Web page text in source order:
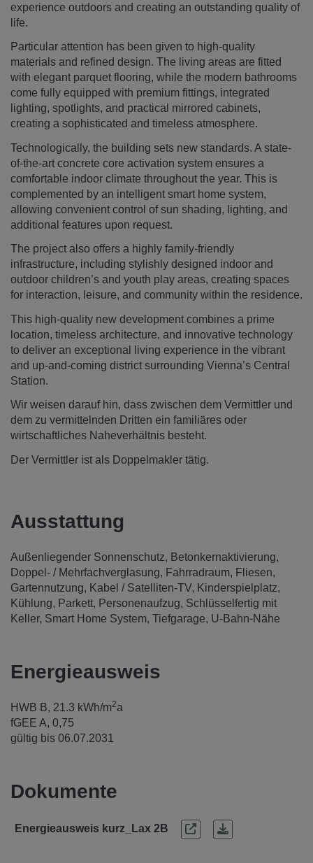
experience outdoors and creating an outstanding quality of
life.
Particular attention has been given to high-quality
materials and refined design. The living areas are fitted
with elegant parquet flooring, while the modern bathrooms
come fully equipped with premium fittings, integrated
lighting, spotlights, and practical mirrored cabinets,
creating a sophisticated and timeless atmosphere.
Technologically, the building sets new standards. A state-
of-the-art concrete core activation system ensures a
comfortable indoor climate throughout the year. This is
complemented by an intelligent smart home system,
allowing convenient control of sun shading, lighting, and
additional features upon request.
The project also offers a highly family-friendly
infrastructure, including stylishly designed indoor and
outdoor children’s and youth play areas, creating spaces
for interaction, leisure, and community within the residence.
This high-quality new development combines a prime
location, timeless architecture, and innovative technology
to deliver an exceptional living experience in the vibrant
and up-and-coming district surrounding Vienna’s Central
Station.
Wir weisen darauf hin, dass zwischen dem Vermittler und
dem zu vermittelnden Dritten ein familiäres oder
wirtschaftliches Naheverhältnis besteht.
Der Vermittler ist als Doppelmakler tätig.
Ausstattung
Außenliegender Sonnenschutz
Betonkernaktivierung
Doppel- / Mehrfachverglasung
Fahrradraum
Fliesen
Gartennutzung
Kabel / Satelliten-TV
Kinderspielplatz
Kühlung
Parkett Personenaufzug Schlüsselfertig mit
Keller Smart Home System Tiefgarage U-Bahn-Nähe
Energieausweis
HWB B, 21.3 kWh/m2a
fGEE A, 0,75
gültig bis 06.07.2031
Dokumente
Energieausweis kurz_Lax 2B